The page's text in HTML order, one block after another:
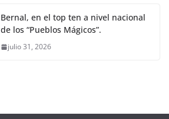
Bernal, en el top ten a nivel nacional
de los “Pueblos Mágicos”.
julio 31, 2026